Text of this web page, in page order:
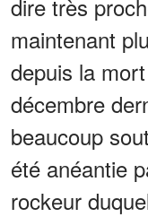
dire très
maintenant
depuis la
décembre
beaucoup
été anéantie
rockeur